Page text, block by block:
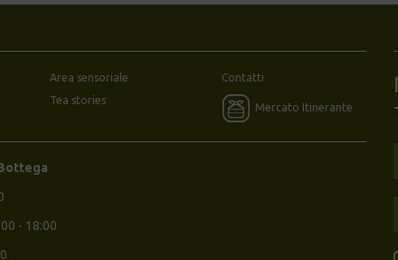
Area sensoriale
Tea stories
Contatti
Mercato Itinerante
- 18:00